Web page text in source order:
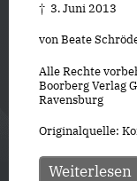
† 3. Juni 2013
von Beate
Alle Rechte
Boorberg Verlag
Ravensburg
Originalquelle:
Weiterlesen